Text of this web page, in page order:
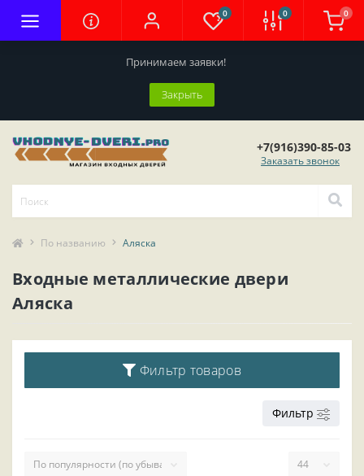
Принимаем заявки!
Закрыть
0 0 0
+7(916)390-85-03
Заказать звонок
По названию Аляска
Входные металлические двери
Аляска
Фильтр товаров
Фильтр